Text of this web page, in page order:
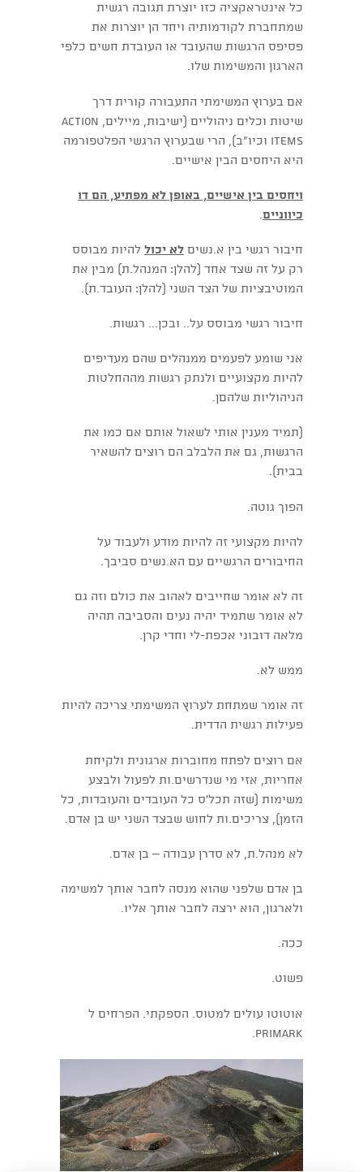
כל אינטראקציה כזו יוצרת תגובה רגשית
שמתחברת לקודמותיה ויחד הן יוצרות את
פסיפס הרגשות שהעובד או העובדת חשים כלפי
הארגון והמשימות שלו.
אם בערוץ המשימתי התעבורה קורית דרך
שיטות וכלים ניהוליים (ישיבות, מיילים, action
items וכיו"ב), הרי שבערוץ הרגשי הפלטפורמה
היא היחסים הבין אישיים.
ויחסים בין אישיים, באופן לא מפתיע, הם דו
כיווניים.
חיבור רגשי בין א.נשים לא יכול להיות מבוסס
רק על זה שצד אחד (להלן: המנהל.ת) מבין את
המוטיבציות של הצד השני (להלן: העובד.ת).
חיבור רגשי מבוסס על.. ובכן... רגשות.
אני שומע לפעמים ממנהלים שהם מעדיפים
להיות מקצועיים ולנתק רגשות מההחלטות
הניהוליות שלהםן.
(תמיד מענין אותי לשאול אותם אם כמו את
הרגשות, גם את הלבלב הם רוצים להשאיר
בבית).
הפוך גוטה.
להיות מקצועי זה להיות מודע ולעבוד על
החיבורים הרגשיים עם הא.נשים סביבך.
זה לא אומר שחייבים לאהוב את כולם וזה גם
לא אומר שתמיד יהיה נעים והסביבה תהיה
מלאה דובוני אכפת-לי וחדי קרן.
ממש לא.
זה אומר שמתחת לערוץ המשימתי צריכה להיות
פעילות רגשית הדדית.
אם רוצים לפתח מחוברות ארגונית ולקיחת
אחריות, אזי מי שנדרשים.ות לפעול ולבצע
משימות (שזה תכל'ס כל העובדים והעובדות, כל
הזמן), צריכים.ות לחוש שבצד השני יש בן אדם.
לא מנהל.ת, לא סדרן עבודה – בן אדם.
בן אדם שלפני שהוא מנסה לחבר אותך למשימה
ולארגון, הוא ירצה לחבר אותך אליו.
ככה.
פשוט.
אוטוטו עולים למטוס. הספקתי. הפרחים ל
PRIMARK.